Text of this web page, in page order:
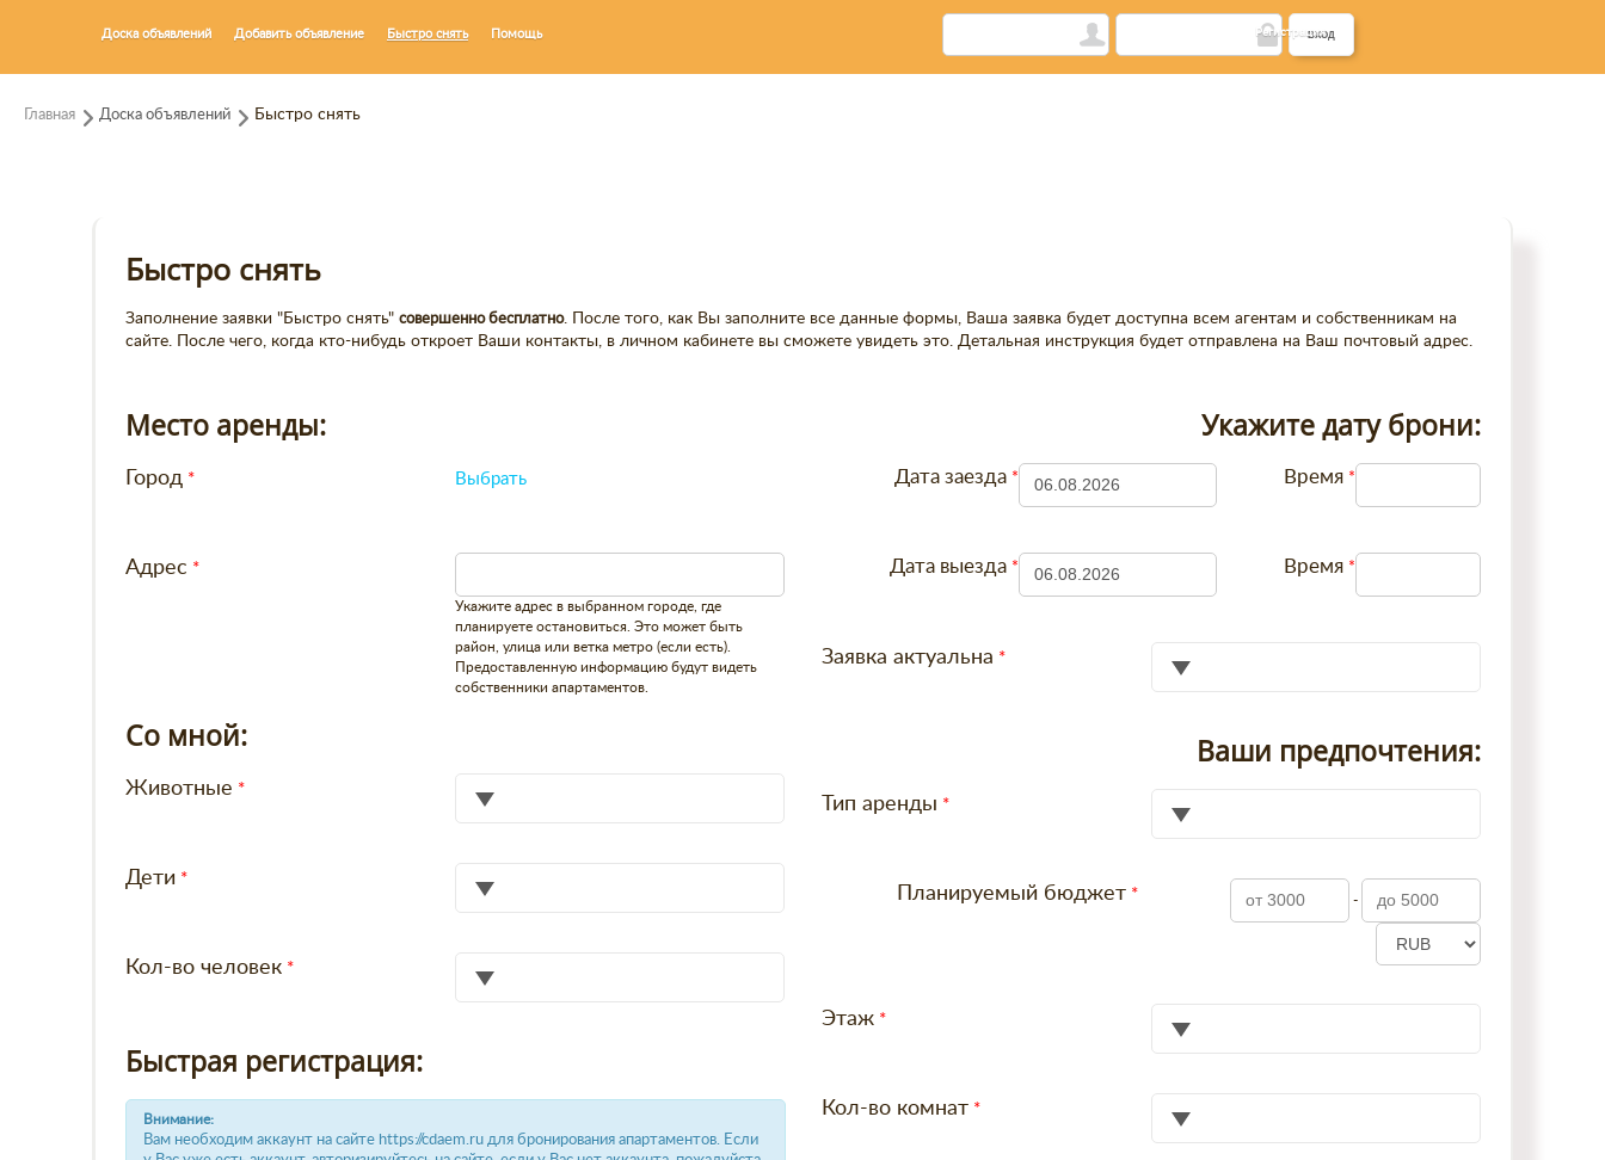
Доска объявлений Добавить объявление Быстро снять Помощь Регистрация
Главная Доска объявлений Быстро снять
Быстро снять
Заполнение заявки "Быстро снять" совершенно бесплатно. После того, как Вы заполните все данные формы, Ваша заявка будет доступна всем агентам и собственникам на
сайте. После чего, когда кто-нибудь откроет Ваши контакты, в личном кабинете вы сможете увидеть это. Детальная инструкция будет отправлена на Ваш почтовый адрес.
Место аренды:
Город Выбрать
Адрес
Укажите адрес в выбранном городе, где
планируете остановиться. Это может быть
район, улица или ветка метро (если есть).
Предоставленную информацию будут видеть
собственники апартаментов.
Со мной:
Животные
Дети
Кол-во человек
Быстрая регистрация:
Внимание:
Вам необходим аккаунт на сайте https://cdaem.ru для бронирования апартаментов. Если
Укажите дату брони:
Дата заезда Время
Дата выезда Время
Заявка актуальна
Ваши предпочтения:
Тип аренды
Планируемый бюджет -
Этаж
Кол-во комнат